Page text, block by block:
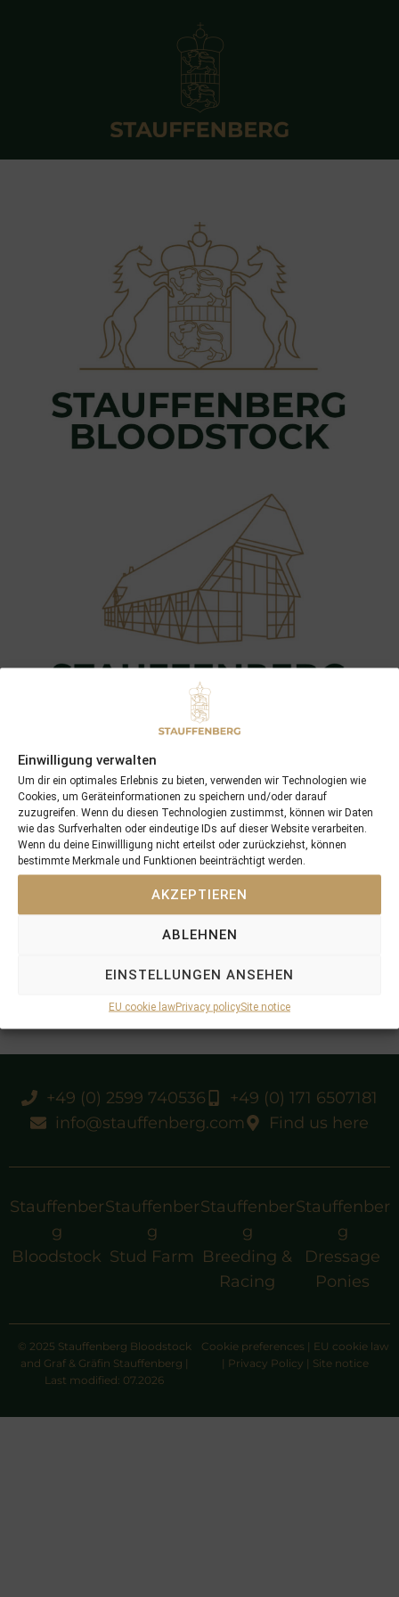
Einwilligung verwalten
Um dir ein optimales Erlebnis zu bieten, verwenden wir Technologien wie
Cookies, um Geräteinformationen zu speichern und/oder darauf
zuzugreifen. Wenn du diesen Technologien zustimmst, können wir Daten
wie das Surfverhalten oder eindeutige IDs auf dieser Website verarbeiten.
Wenn du deine Einwillligung nicht erteilst oder zurückziehst, können
bestimmte Merkmale und Funktionen beeinträchtigt werden.
AKZEPTIEREN
ABLEHNEN
EINSTELLUNGEN ANSEHEN
EU cookie lawPrivacy policySite notice
+49 (0) 2599 740536
+49 (0) 171 6507181
info@stauffenberg.com
Find us here
Stauffenber
g
Bloodstock
Stauffenber
g
Stud Farm
Stauffenber
g
Breeding &
Racing
Stauffenber
g
Dressage
Ponies
© 2025 Stauffenberg Bloodstock
and Graf & Gräfin Stauffenberg |
Last modified: 07.2026
Cookie preferences | EU cookie law
| Privacy Policy | Site notice